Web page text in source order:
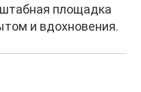
площадка
и вдохновения.